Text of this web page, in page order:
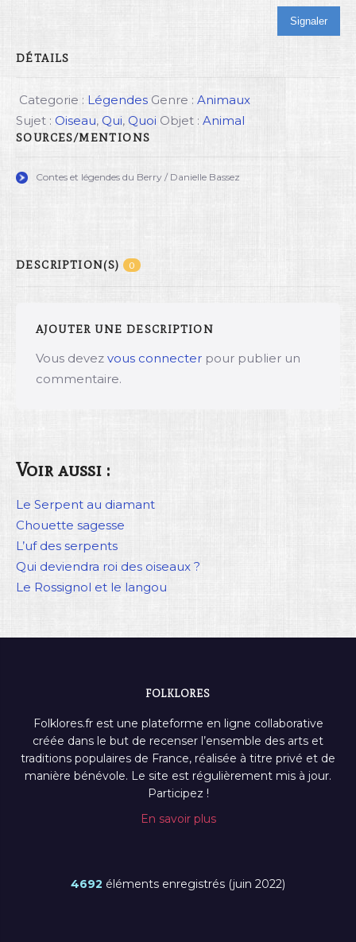
Signaler
DÉTAILS
Categorie : Légendes Genre : Animaux
Sujet : Oiseau, Qui, Quoi Objet : Animal
SOURCES/MENTIONS
Contes et légendes du Berry / Danielle Bassez
DESCRIPTION(S) 0
AJOUTER UNE DESCRIPTION
Vous devez vous connecter pour publier un
commentaire.
Voir aussi :
Le Serpent au diamant
Chouette sagesse
L’uf des serpents
Qui deviendra roi des oiseaux ?
Le Rossignol et le langou
FOLKLORES
Folklores.fr est une plateforme en ligne collaborative
créée dans le but de recenser l’ensemble des arts et
traditions populaires de France, réalisée à titre privé et de
manière bénévole. Le site est régulièrement mis à jour.
Participez !
En savoir plus
4692 éléments enregistrés (juin 2022)